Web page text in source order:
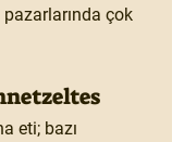
pazarlarında çok
eti; bazı